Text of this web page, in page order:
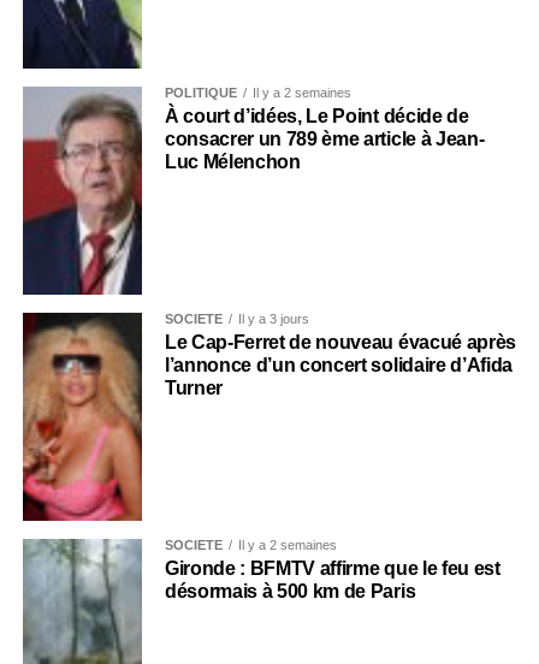
POLITIQUE Il y a 2 semaines
À court d’idées, Le Point décide de
consacrer un 789 ème article à Jean-
Luc Mélenchon
SOCIÉTÉ Il y a 3 jours
Le Cap-Ferret de nouveau évacué après
l’annonce d’un concert solidaire d’Afida
Turner
SOCIÉTÉ Il y a 2 semaines
Gironde : BFMTV affirme que le feu est
désormais à 500 km de Paris